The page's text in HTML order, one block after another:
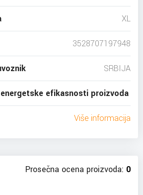
XL
3528707197948
SRBIJA
efikasnosti proizvoda
Više informacija
Prosečna ocena proizvoda: 0